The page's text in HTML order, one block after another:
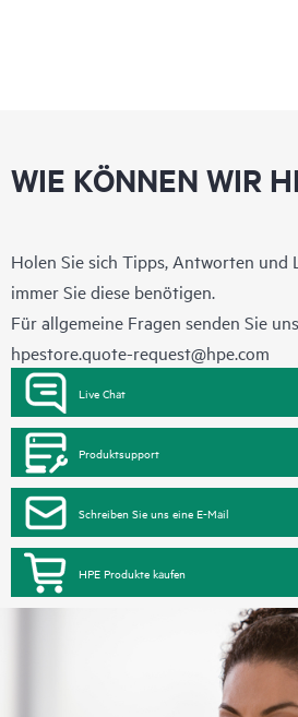
WIE KÖNNEN WIR
Holen Sie sich Tipps, Antworten und
immer Sie diese benötigen.
Für allgemeine Fragen senden Sie
hpestore.quote-request@hpe.com
Live Chat
Produktsupport
Schreiben Sie uns eine E-Mail
HPE Produkte kaufen